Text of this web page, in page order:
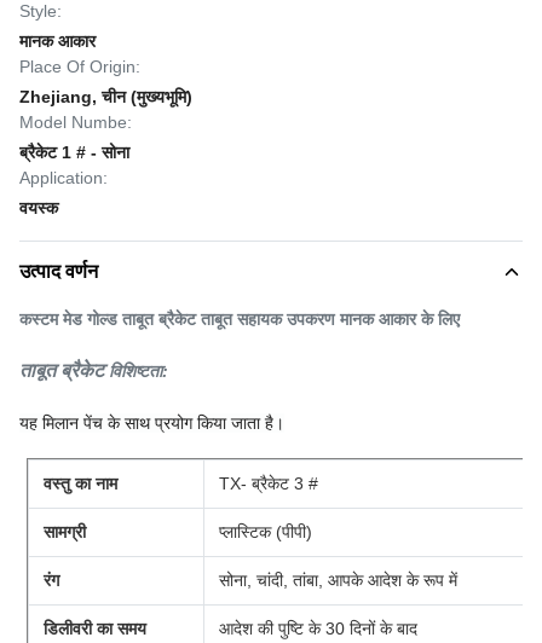
Style:
मानक आकार
Place Of Origin:
Zhejiang, चीन (मुख्यभूमि)
Model Numbe:
ब्रैकेट 1 # - सोना
Application:
वयस्क
उत्पाद वर्णन
कस्टम मेड गोल्ड ताबूत ब्रैकेट ताबूत सहायक उपकरण मानक आकार के लिए
ताबूत ब्रैकेट विशिष्टता:
यह मिलान पेंच के साथ प्रयोग किया जाता है।
वस्तु का नाम TX- ब्रैकेट 3 #
सामग्री प्लास्टिक (पीपी)
रंग सोना, चांदी, तांबा, आपके आदेश के रूप में
डिलीवरी का समय आदेश की पुष्टि के 30 दिनों के बाद